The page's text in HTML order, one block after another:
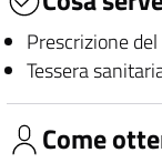
Prescrizione
Tessera
Come